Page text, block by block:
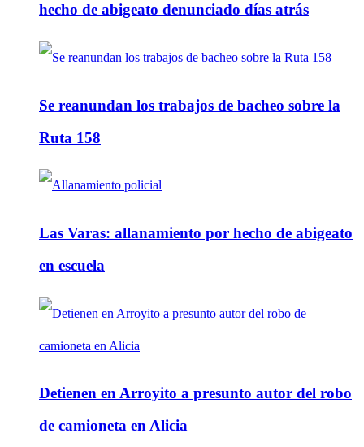
hecho de abigeato denunciado días atrás
Se reanundan los trabajos de bacheo sobre la
Ruta 158
Las Varas: allanamiento por hecho de abigeato
en escuela
Detienen en Arroyito a presunto autor del robo
de camioneta en Alicia